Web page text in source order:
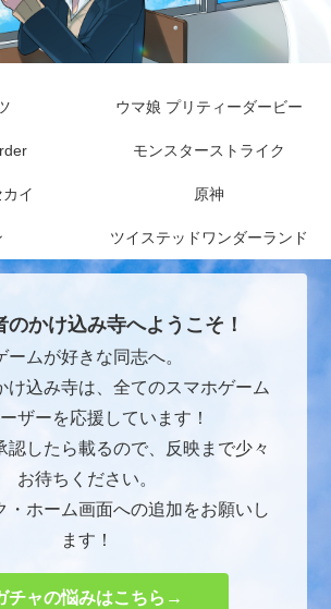
ウマ娘 プリティーダービー
モンスターストライク
イ 原神
ツイステッドワンダーランド
のかけ込み寺へようこそ！
ームが好きな同志へ。
け込み寺は、全てのスマホゲーム
ザーを応援しています！
認したら載るので、反映まで少々
お待ちください。
・ホーム画面への追加をお願いし
ます！
チャの悩みはこちら→